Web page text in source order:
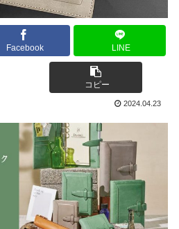
Facebook LINE
コピー
2024.04.23